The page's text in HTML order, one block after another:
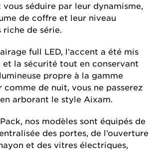
séduire par leur dynamisme,
de coffre et leur niveau
riche de série.
full LED, l’accent a été mis
la sécurité tout en conservant
propre à la gamme
comme de nuit, vous ne passerez
arborant le style Aixam.
nos modèles sont équipés de
des portes, de l’ouverture
et des vitres électriques,